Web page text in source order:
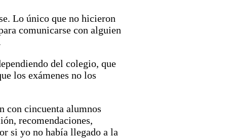
Lo único que no hicieron
comunicarse con alguien
del colegio, que
los exámenes no los
con cincuenta alumnos
recomendaciones,
si yo no había llegado a la